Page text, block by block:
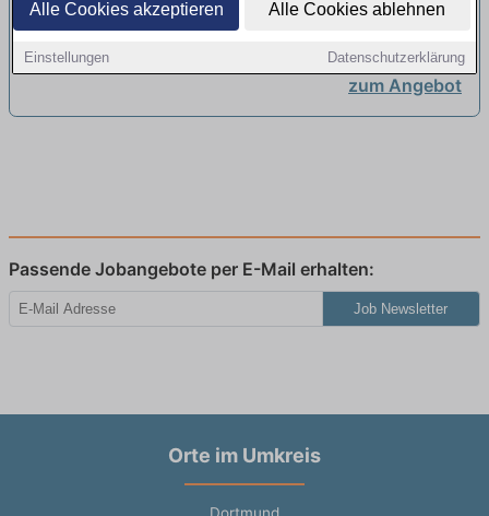
Alle Cookies akzeptieren Alle Cookies ablehnen
Einstellungen Datenschutzerklärung
Ausbildung (w/m/d) im stationären
Dienst *
DOREAFAMILIE | Gevelsberg
zum Angebot
Passende Jobangebote per E-Mail erhalten:
Job Newsletter
Orte im Umkreis